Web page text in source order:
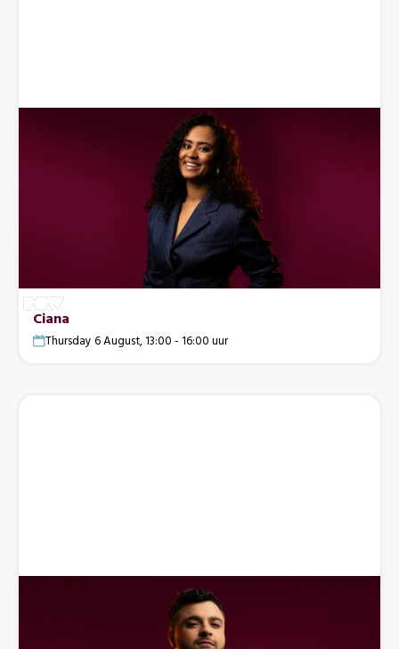
Ciana
Thursday 6 August, 13:00 - 16:00 uur